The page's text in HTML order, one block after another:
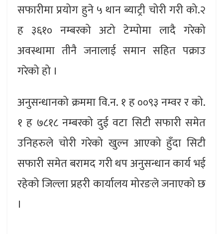
सफारीमा प्रयोग हुने ५ थान ब्याट्री चोरी गरी को.२
ह ३६१० नम्बरको अटो टेम्पोमा लादै गरेको
अवस्थामा तीनै जनालाई समान सहित पक्राउ
गरेको हो ।
अनुसन्धानको क्रममा वि.न. १ ह ००९३ नम्वर र को.
१ ह ७८१८ नम्बरको दुई वटा सिटी सफारी समेत
उनिहरुले चोरी गरेको खुल्न आएको हुँदा सिटी
सफारी समेत बरामद गरी थप अनुसन्धान कार्य भई
रहेको जिल्ला प्रहरी कार्यालय मोरङले जनाएको छ
।